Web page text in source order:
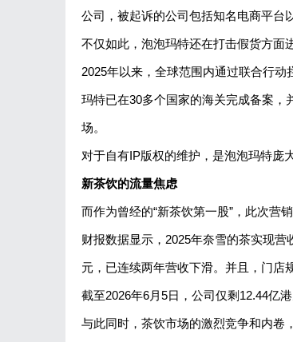
公司，被起诉的公司包括知名电商平台
不仅如此，泡泡玛特还在打击假货方面
2025年以来，全球范围内通过联合行
玛特已在30多个国家的海关完成备案
场。
对于自有IP版权的维护，是泡泡玛特庞
新茶饮的流量焦虑
而作为曾经的“新茶饮第一股”，此次营
财报数据显示，2025年奈雪的茶实现
元，已连续两年营收下滑。并且，门店
截至2026年6月5日，公司仅剩12.44亿
与此同时，茶饮市场的激烈竞争和内卷